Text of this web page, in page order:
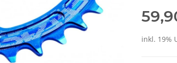
inkl. 19%